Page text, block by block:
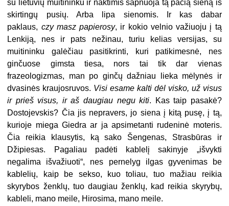
su lietuvių muitininku ir naktimis sapnuoja tą pačią sieną iš
skirtingų pusių. Arba lipa sienomis. Ir kas dabar
paklaus, czy masz papierosy, ir kokio velnio važiuoju į tą
Lenkiją, nes ir pats nežinau, turiu kelias versijas, su
muitininku galėčiau pasitikrinti, kuri patikimesnė, nes
ginčuose gimsta tiesa, nors tai tik dar vienas
frazeologizmas, man po ginčų dažniau lieka mėlynės ir
dvasinės kraujosruvos. Visi esame kalti dėl visko, už visus
ir prieš visus, ir aš daugiau negu kiti. Kas taip pasakė?
Dostojevskis? Čia jis nepravers, jo siena į kitą pusę, į tą,
kurioje miega Giedra ar ja apsimetanti rudeninė moteris.
Čia reikia klausytis, ką sako Šengenas, Strasbūras ir
Džipiesas. Pagaliau padėti kablelį sakinyje „išvykti
negalima išvažiuoti“, nes pernelyg ilgas gyvenimas be
kablelių, kaip be sekso, kuo toliau, tuo mažiau reikia
skyrybos ženklų, tuo daugiau ženklų, kad reikia skyrybų,
kableli, mano meile, Hirosima, mano meile.